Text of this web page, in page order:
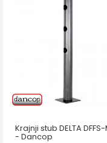
Krajnji stub DELTA
- Dancop